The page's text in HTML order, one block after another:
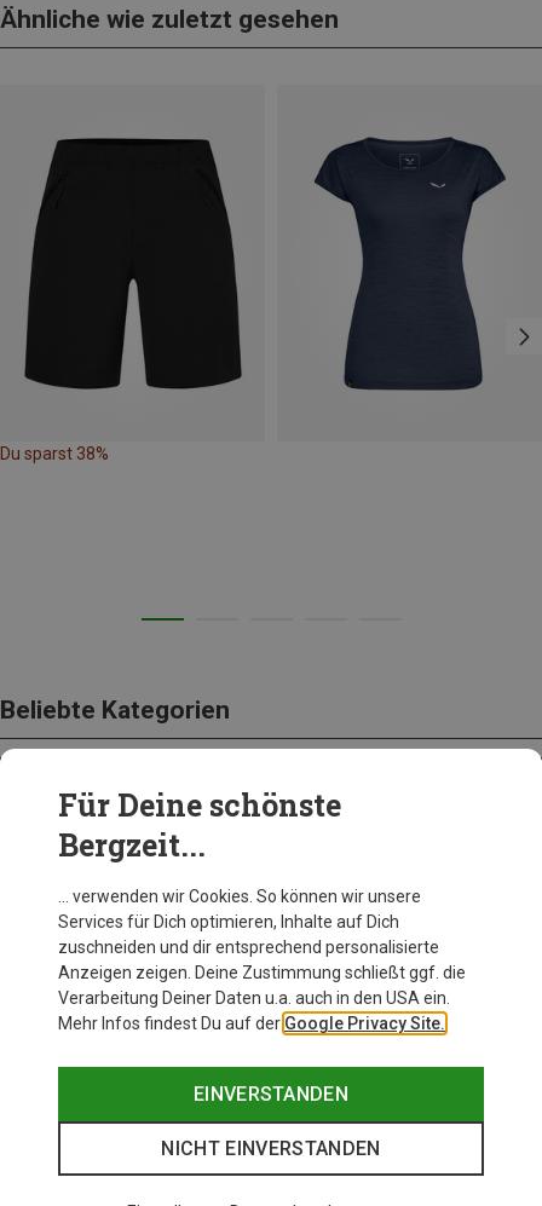
Ähnliche wie zuletzt gesehen
Du sparst 38%
Beliebte Kategorien
BEKLEIDUNG
Für Deine schönste
Bergzeit...
… verwenden wir Cookies. So können wir unsere
Services für Dich optimieren, Inhalte auf Dich
zuschneiden und dir entsprechend personalisierte
Anzeigen zeigen. Deine Zustimmung schließt ggf. die
Verarbeitung Deiner Daten u.a. auch in den USA ein.
Mehr Infos findest Du auf der Google Privacy Site.
EINVERSTANDEN
NICHT EINVERSTANDEN